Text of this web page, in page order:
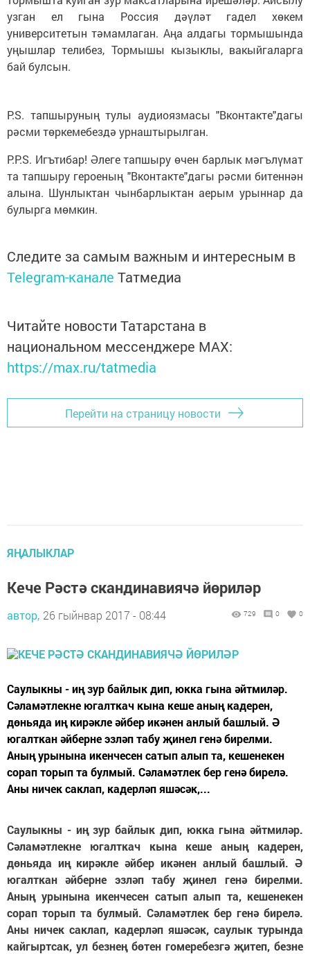
узган ел гына Россия дәүләт гадел хөкем
университетын тәмамлаган. Аңа алдагы тормышында
уңышлар телибез, Тормышы кызыклы, вакыйгаларга
бай булсын.
P.S. тапшыруның тулы аудиоязмасы "Вконтакте"дагы
рәсми төркемебездә урнаштырылган.
P.P.S. Игътибар! Әлеге тапшыру өчен барлык мәгълүмат
та тапшыру героеның "Вконтакте"дагы рәсми битеннән
алына. Шунлыктан чынбарлыктан аерым урыннар да
булырга мөмкин.
Следите за самым важным и интересным в
Telegram-канале Татмедиа
Читайте новости Татарстана в
национальном мессенджере MАХ:
https://max.ru/tatmedia
Перейти на страницу новости
ЯҢАЛЫКЛАР
Кече Рәстә скандинавиячә йөриләр
автор, 26 гыйнвар 2017 - 08:44 729 0 0
Саулыкны - иң зур байлык дип, юкка гына әйтмиләр.
Сәламәтлекне югалткач кына кеше аның кадерен,
дөньяда иң кирәкле әйбер икәнен анлый башлый. Ә
югалткан әйберне эзләп табу җинел генә бирелми.
Аның урынына икенчесен сатып алып та, кешенекен
сорап торып та булмый. Сәламәтлек бер генә бирелә.
Аны ничек саклап, кадерләп яшәсәк,...
Саулыкны - иң зур байлык дип, юкка гына әйтмиләр.
Сәламәтлекне югалткач кына кеше аның кадерен,
дөньяда иң кирәкле әйбер икәнен анлый башлый. Ә
югалткан әйберне эзләп табу җинел генә бирелми.
Аның урынына икенчесен сатып алып та, кешенекен
сорап торып та булмый. Сәламәтлек бер генә бирелә.
Аны ничек саклап, кадерләп яшәсәк, саулык турында
кайгыртсак, ул безнең бөтен гомеребезгә җитеп, безне